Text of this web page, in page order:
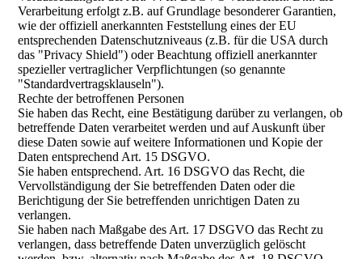
Verarbeitung erfolgt z.B. auf Grundlage besonderer Garantien,
wie der offiziell anerkannten Feststellung eines der EU
entsprechenden Datenschutzniveaus (z.B. für die USA durch
das "Privacy Shield") oder Beachtung offiziell anerkannter
spezieller vertraglicher Verpflichtungen (so genannte
"Standardvertragsklauseln").
Rechte der betroffenen Personen
Sie haben das Recht, eine Bestätigung darüber zu verlangen, ob
betreffende Daten verarbeitet werden und auf Auskunft über
diese Daten sowie auf weitere Informationen und Kopie der
Daten entsprechend Art. 15 DSGVO.
Sie haben entsprechend. Art. 16 DSGVO das Recht, die
Vervollständigung der Sie betreffenden Daten oder die
Berichtigung der Sie betreffenden unrichtigen Daten zu
verlangen.
Sie haben nach Maßgabe des Art. 17 DSGVO das Recht zu
verlangen, dass betreffende Daten unverzüglich gelöscht